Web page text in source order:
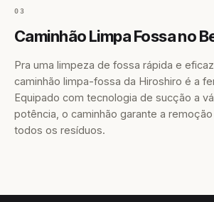
03
Caminhão Limpa Fossa no
Pra uma limpeza de fossa rápida e
caminhão limpa-fossa da Hiroshiro é a
Equipado com tecnologia de sucção a
potência, o caminhão garante a
todos os resíduos.